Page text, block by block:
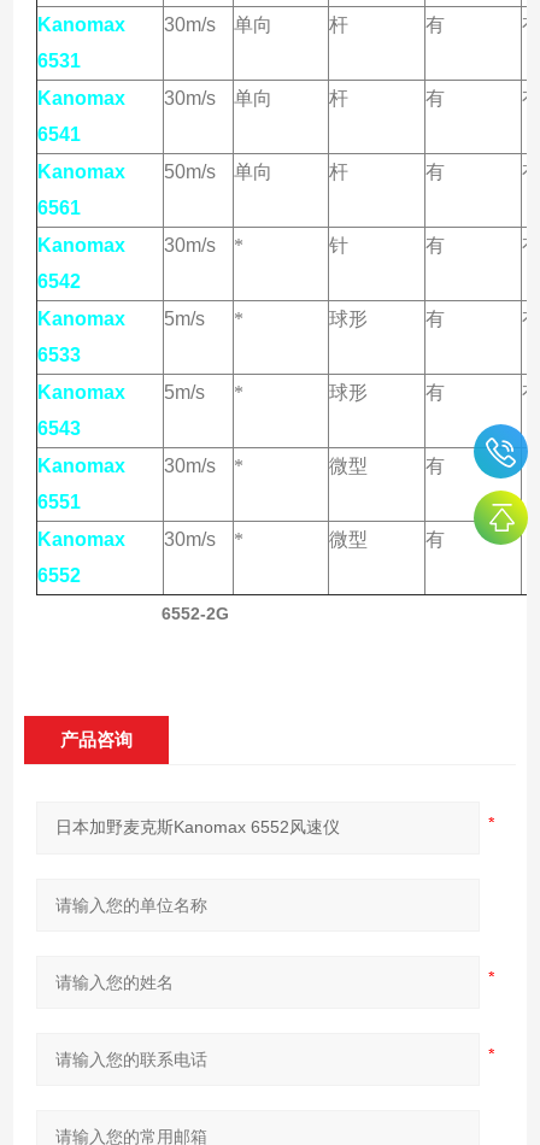
Kanomax
6531
30m/s 单向 杆 有 有
Kanomax
6541
30m/s 单向 杆 有 有
Kanomax
6561
50m/s 单向 杆 有 有
Kanomax
6542
30m/s * 针 有 有
Kanomax
6533
5m/s * 球形 有 有
Kanomax
6543
5m/s * 球形 有 有
Kanomax
6551
30m/s * 微型 有
Kanomax
6552
30m/s * 微型 有
6552-2G
产品咨询